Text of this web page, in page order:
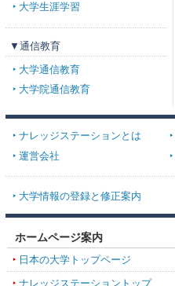
大学生涯学習
▼通信教育
大学通信教育
大学院通信教育
ナレッジステーションとは
運営会社
大学情報の登録と修正案内
ホームページ案内
日本の大学トップページ
ナレッジステーショントップ